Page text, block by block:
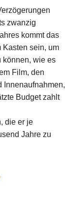
zwanzig
kommt das
Kasten sein, um
können, wie es
Film, den
Innenaufnahmen,
Budget zahlt
die er je
Jahre zu